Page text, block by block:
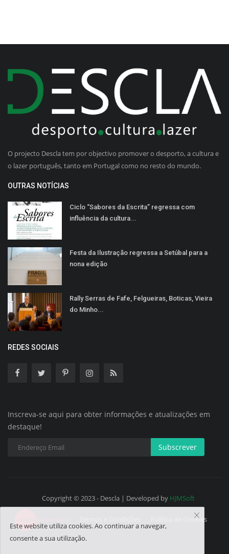
O projecto Descla tem por objectivo promover o desporto, a cultura e
o lazer português, tanto em Portugal como no resto do mundo.
OUTRAS NOTÍCIAS
Ciclo “Sabores da Escrita” regressa com
influência da cultura...
Festa da Ilustração regressa a Setúbal para a
nona edição
Rally Serras de Fafe, Felgueiras, Boticas, Vieira
do Minho...
REDES SOCIAIS
Inscreva-se aqui para obter informações e atualizações em
destaque!
Subscrever
Copyright © 2023 - Descla | Developed by HJMSoft
Política de Cookies
Este website utiliza cookies. Ao continuar a navegar,
consente a sua utilização.